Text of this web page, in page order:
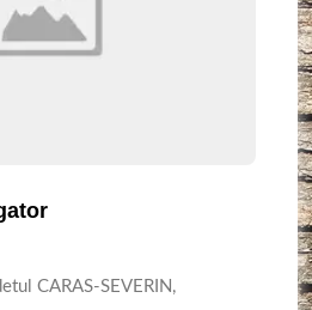
CARAS-SEVERIN ,